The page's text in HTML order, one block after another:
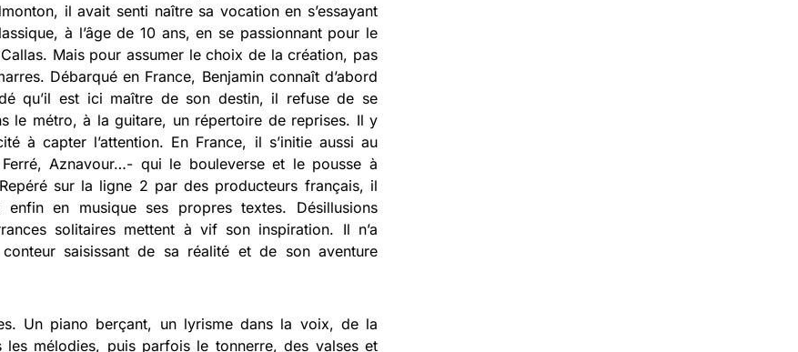
il avait senti naître sa vocation en s’essayant
à l’âge de 10 ans, en se passionnant pour le
Mais pour assumer le choix de la création, pas
Débarqué en France, Benjamin connaît d’abord
qu’il est ici maître de son destin, il refuse de se
le métro, à la guitare, un répertoire de reprises. Il y
à capter l’attention. En France, il s’initie aussi au
Ferré, Aznavour…- qui le bouleverse et le pousse à
sur la ligne 2 par des producteurs français, il
en musique ses propres textes. Désillusions
solitaires mettent à vif son inspiration. Il n’a
conteur saisissant de sa réalité et de son aventure
Un piano berçant, un lyrisme dans la voix, de la
les mélodies, puis parfois le tonnerre, des valses et